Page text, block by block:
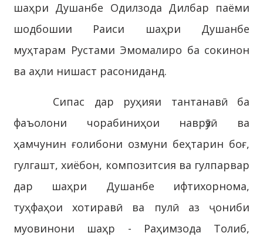
шаҳри Душанбе Одилзода Дилбар паёми
шодбошии Раиси шаҳри Душанбе
муҳтарам Рустами Эмомалиро ба сокинон
ва аҳли нишаст расониданд.
Сипас дар руҳияи тантанавӣ ба
фаъолони чорабиниҳои наврӯзӣ ва
ҳамчунин ғолибони озмуни беҳтарин боғ,
гулгашт, хиёбон, композитсия ва гулпарвар
дар шаҳри Душанбе ифтихорнома,
туҳфаҳои хотиравӣ ва пулӣ аз ҷониби
муовинони шаҳр - Раҳимзода Толиб,